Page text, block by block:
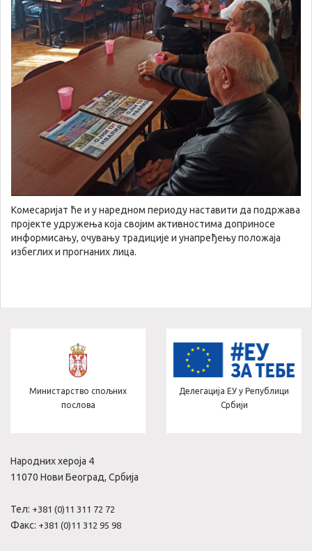
Комесаријат ће и у наредном периоду наставити да подржава
пројекте удружења која својим активностима доприносе
информисању, очувању традиције и унапређењу положаја
избеглих и прогнаних лица.
Министарство спољних
послова
Делегација ЕУ у Републици
Србији
Народних хероја 4
11070 Нови Београд, Србија
Тел: +381 (0)11 311 72 72
Факс: +381 (0)11 312 95 98